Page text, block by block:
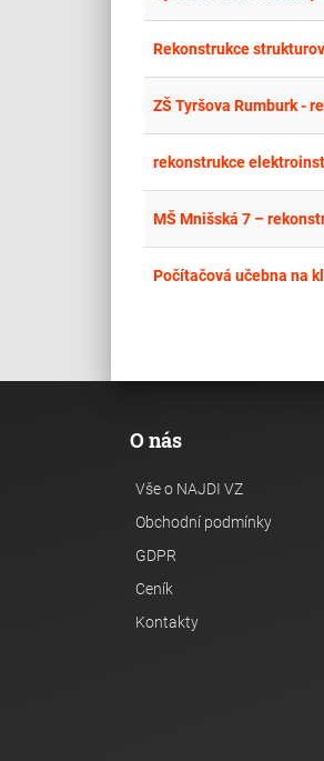
Rekonstrukce
ZŠ Tyršova Rumburk -
rekonstrukce
MŠ Mnišská 7 –
Počítačová učebna na
O nás
Vše o NAJDI VZ
Obchodní podmínky
GDPR
Ceník
Kontakty